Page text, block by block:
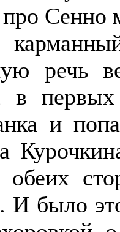
Сенно
речь
в
и
обеих
было